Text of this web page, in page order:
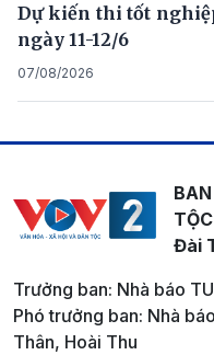
Dự kiến thi tốt
ngày 11-12/6
07/08/2026
TỘC
Đài
Trưởng ban: Nhà báo
Phó trưởng ban: Nhà
Thân, Hoài Thu